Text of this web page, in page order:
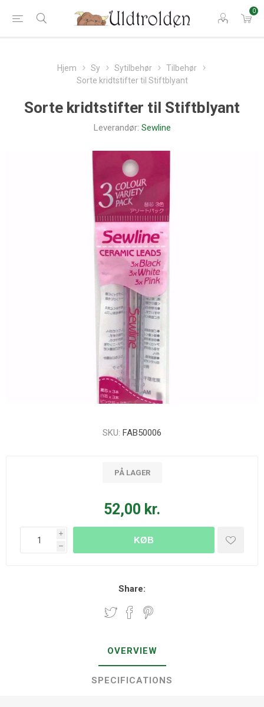
0
Hjem Sy Sytilbehør
Tilbehør
Sorte kridtstifter til Stiftblyant
Sorte kridtstifter til Stiftblyant
Leverandør: Sewline
SKU: FAB50006
PÅ LAGER
52,00 kr.
i
h
KØB
Share:
OVERVIEW
SPECIFICATIONS